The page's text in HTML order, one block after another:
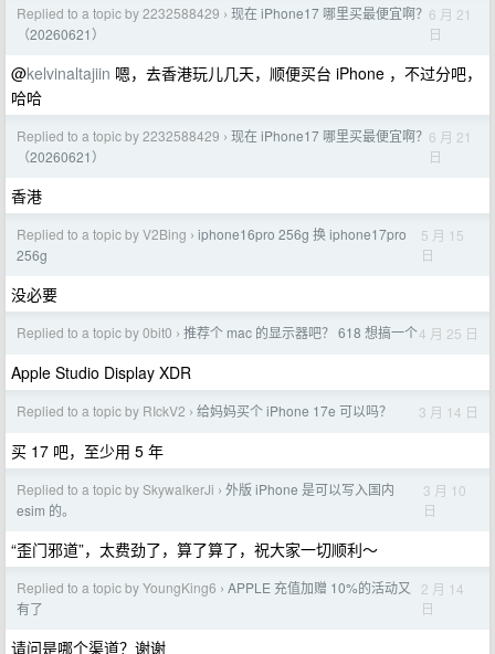
Replied to a topic by 2232588429 › 现在 iPhone17 哪里买最便宜啊？
（20260621）
6 月 21
日
@kelvinaltajiin 嗯，去香港玩儿几天，顺便买台 iPhone ，不过分吧，
哈哈
Replied to a topic by 2232588429 › 现在 iPhone17 哪里买最便宜啊？
（20260621）
6 月 21
日
香港
Replied to a topic by V2Bing › iphone16pro 256g 换 iphone17pro
256g
5 月 15
日
没必要
Replied to a topic by 0bit0 › 推荐个 mac 的显示器吧？ 618 想搞一个4 月 25 日
Apple Studio Display XDR
Replied to a topic by RIckV2 › 给妈妈买个 iPhone 17e 可以吗？ 3 月 14 日
买 17 吧，至少用 5 年
Replied to a topic by SkywalkerJi › 外版 iPhone 是可以写入国内
esim 的。
3 月 10
日
“歪门邪道”，太费劲了，算了算了，祝大家一切顺利～
Replied to a topic by YoungKing6 › APPLE 充值加赠 10%的活动又
有了
2 月 14
日
请问是哪个渠道？谢谢